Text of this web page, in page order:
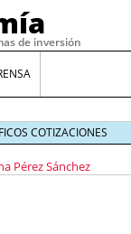
de inversión
COTIZACIONES
Pérez Sánchez